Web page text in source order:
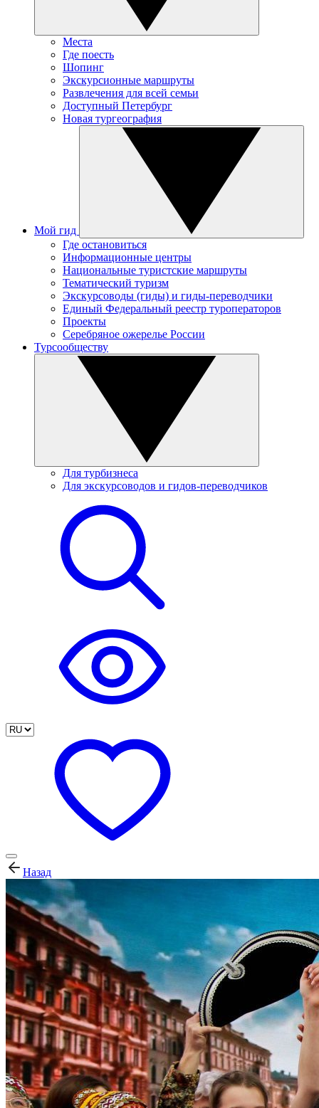
Места
Где поесть
Шопинг
Экскурсионные маршруты
Развлечения для всей семьи
Доступный Петербург
Новая тургеография
Мой гид
Где остановиться
Информационные центры
Национальные туристские маршруты
Тематический туризм
Экскурсоводы (гиды) и гиды-переводчики
Единый Федеральный реестр туроператоров
Проекты
Серебряное ожерелье России
Турсообществу
Для турбизнеса
Для экскурсоводов и гидов-переводчиков
Назад